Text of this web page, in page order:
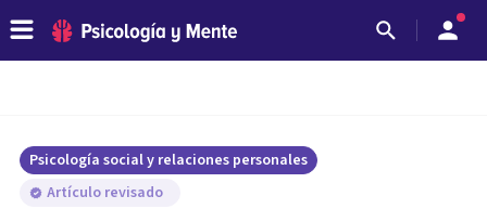
Psicología social y relaciones personales
Artículo revisado